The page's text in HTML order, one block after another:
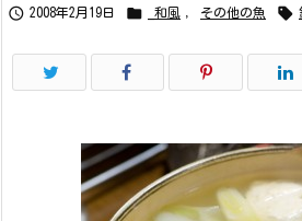
 2008年2月19日  _和風 その他の魚 